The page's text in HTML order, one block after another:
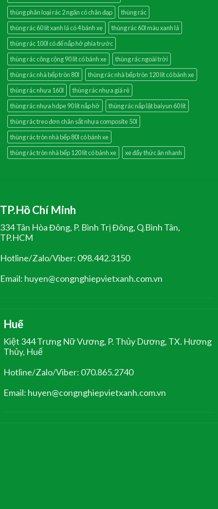
thùng phân loại rác 2 ngăn có chân đạp
thùng rác
thùng rác 60 lít xanh lá có 4 bánh xe
thùng rác 60l màu xanh lá
thùng rác 100l có đế nắp hở phía trước
thùng rác công cộng 90 lít có bánh xe
thùng rác ngoài trời
thùng rác nhà bếp tròn 80l
thùng rác nhà bếp tròn 120 lít có bánh xe
thùng rác nhựa 160l
thùng rác nhựa giá rẻ
thùng rác nhựa hdpe 90 lít nắp hở
thùng rác nắp lật baiyun 60 lít
thùng rác treo đơn chân sắt nhựa composite 50l
thùng rác tròn nhà bếp 80l có bánh xe
thùng rác tròn nhà bếp 120 lít có bánh xe
xe đẩy thức ăn nhanh
TP.Hồ Chí Minh
334 Tân Hòa Đông, P. Bình Trị Đông, Q.Bình Tân,
TP.HCM
Hotline/Zalo/Viber: 098.442.3150
Email: huyen@congnghiepvietxanh.com.vn
Huế
Kiệt 344 Trưng Nữ Vương, P. Thủy Dương, TX. Hương
Thủy, Huế
Hotline/Zalo/Viber: 070.865.2740
Email: huyen@congnghiepvietxanh.com.vn